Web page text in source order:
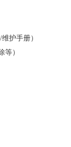
护手册）
等）